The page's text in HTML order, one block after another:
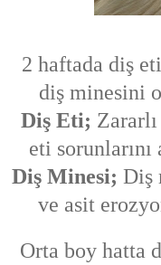
2 haftada diş
diş minesini
Diş Eti;
eti
Diş Minesi; Diş
ve asit
Orta boy hatta